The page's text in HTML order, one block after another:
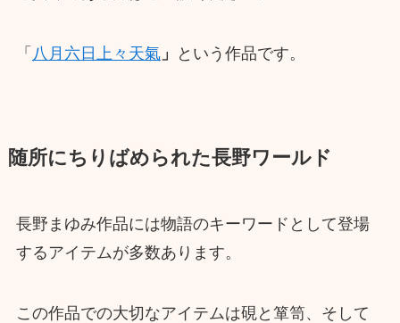
「 八月六日上々天氣」 という作品です。
随所にちりばめられた長野ワールド
長野まゆみ作品には物語のキーワードとして登場
するアイテムが多数あります。
この作品での大切なアイテムは硯と箪笥、そして